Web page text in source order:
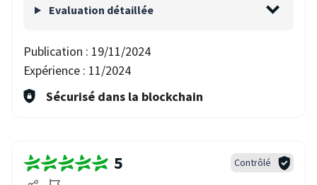
Evaluation détaillée
Publication : 19/11/2024
Expérience : 11/2024
Sécurisé dans la blockchain
5 Contrôlé